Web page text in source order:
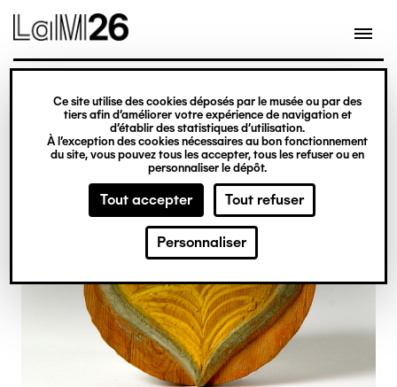
Gestion des cookies
Ce site utilise des cookies déposés par le musée ou par des
tiers afin d’améliorer votre expérience de navigation et
d’établir des statistiques d’utilisation.
À l’exception des cookies nécessaires au bon fonctionnement
du site, vous pouvez tous les accepter, tous les refuser ou en
personnaliser le dépôt.
Tout accepter Tout refuser
Personnaliser
contenu